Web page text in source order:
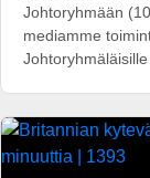
Johtoryhmään
mediamme
Johtoryhmäläisille